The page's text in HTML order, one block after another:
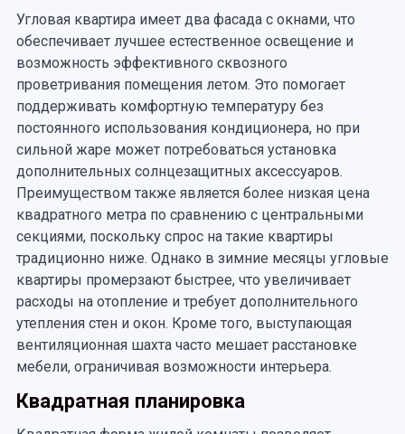
Угловая квартира имеет два фасада с окнами, что
обеспечивает лучшее естественное освещение и
возможность эффективного сквозного
проветривания помещения летом. Это помогает
поддерживать комфортную температуру без
постоянного использования кондиционера, но при
сильной жаре может потребоваться установка
дополнительных солнцезащитных аксессуаров.
Преимуществом также является более низкая цена
квадратного метра по сравнению с центральными
секциями, поскольку спрос на такие квартиры
традиционно ниже. Однако в зимние месяцы угловые
квартиры промерзают быстрее, что увеличивает
расходы на отопление и требует дополнительного
утепления стен и окон. Кроме того, выступающая
вентиляционная шахта часто мешает расстановке
мебели, ограничивая возможности интерьера.
Квадратная планировка